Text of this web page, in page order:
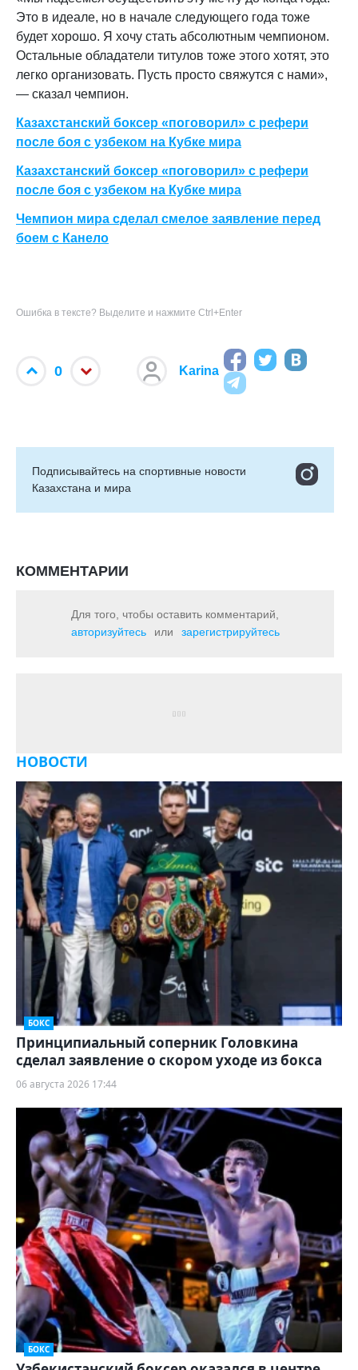
Это в идеале, но в начале следующего года тоже
будет хорошо. Я хочу стать абсолютным чемпионом.
Остальные обладатели титулов тоже этого хотят, это
легко организовать. Пусть просто свяжутся с нами»,
— сказал чемпион.
Казахстанский боксер «поговорил» с рефери
после боя с узбеком на Кубке мира
Казахстанский боксер «поговорил» с рефери
после боя с узбеком на Кубке мира
Чемпион мира сделал смелое заявление перед
боем с Канело
Ошибка в тексте? Выделите и нажмите Ctrl+Enter
0 Karina
Подписывайтесь на cпортивные новости
Казахстана и мира
КОММЕНТАРИИ
Для того, чтобы оставить комментарий,
авторизуйтесь
или зарегистрируйтесь
НОВОСТИ
БОКС
Принципиальный соперник Головкина
сделал заявление о скором уходе из бокса
06 августа 2026 17:44
БОКС